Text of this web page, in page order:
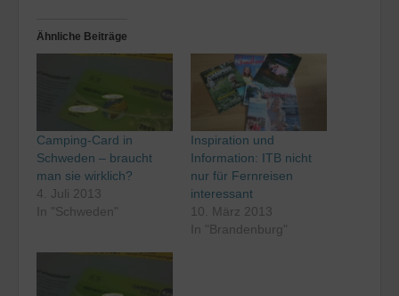
Ähnliche Beiträge
Camping-Card in
Schweden – braucht
man sie wirklich?
4. Juli 2013
In "Schweden"
Inspiration und
Information: ITB nicht
nur für Fernreisen
interessant
10. März 2013
In "Brandenburg"